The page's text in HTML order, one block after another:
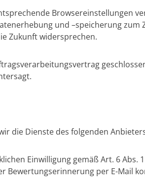
Browsereinstellungen
und –speicherung
Zukunft widersprechen.
die Dienste des folgenden
Einwilligung gemäß Art. 6
Bewertungserinnerung per E-Mail